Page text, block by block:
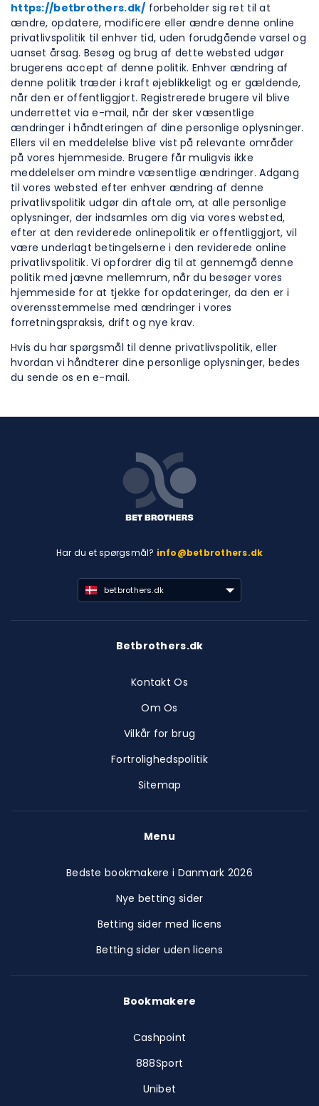
https://betbrothers.dk/ forbeholder sig ret til at
ændre, opdatere, modificere eller ændre denne online
privatlivspolitik til enhver tid, uden forudgående varsel og
uanset årsag. Besøg og brug af dette websted udgør
brugerens accept af denne politik. Enhver ændring af
denne politik træder i kraft øjeblikkeligt og er gældende,
når den er offentliggjort. Registrerede brugere vil blive
underrettet via e-mail, når der sker væsentlige
ændringer i håndteringen af dine personlige oplysninger.
Ellers vil en meddelelse blive vist på relevante områder
på vores hjemmeside. Brugere får muligvis ikke
meddelelser om mindre væsentlige ændringer. Adgang
til vores websted efter enhver ændring af denne
privatlivspolitik udgør din aftale om, at alle personlige
oplysninger, der indsamles om dig via vores websted,
efter at den reviderede onlinepolitik er offentliggjort, vil
være underlagt betingelserne i den reviderede online
privatlivspolitik. Vi opfordrer dig til at gennemgå denne
politik med jævne mellemrum, når du besøger vores
hjemmeside for at tjekke for opdateringer, da den er i
overensstemmelse med ændringer i vores
forretningspraksis, drift og nye krav.
Hvis du har spørgsmål til denne privatlivspolitik, eller
hvordan vi håndterer dine personlige oplysninger, bedes
du sende os en e-mail.
Har du et spørgsmål? info@betbrothers.dk
betbrothers.dk
Betbrothers.dk
Kontakt Os
Om Os
Vilkår for brug
Fortrolighedspolitik
Sitemap
Menu
Bedste bookmakere i Danmark 2026
Nye betting sider
Betting sider med licens
Betting sider uden licens
Bookmakere
Cashpoint
888Sport
Unibet